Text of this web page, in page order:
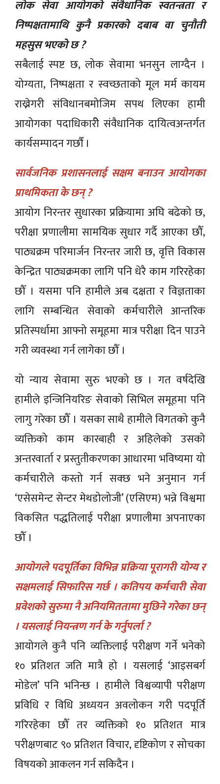
लोक सेवा आयोगको संवैधानिक स्वतन्त्रता र
निष्पक्षतामाथि कुनै प्रकारको दबाब वा चुनौती
महसुस भएको छ ?
सबैलाई स्पष्ट छ, लोक सेवामा भनसुन लाग्दैन ।
योग्यता, निष्पक्षता र स्वच्छताको मूल मर्म कायम
राख्नेगरी संविधानबमोजिम सपथ लिएका हामी
आयोगका पदाधिकारीे संवैधानिक दायित्वअन्तर्गत
कार्यसम्पादन गर्छौं ।
सार्वजनिक प्रशासनलाई सक्षम बनाउन आयोगका
प्राथमिकता के छन् ?
आयोग निरन्तर सुधारका प्रक्रियामा अघि बढेको छ,
परीक्षा प्रणालीमा सामयिक सुधार गर्दै आएका छौँ,
पाठ्यक्रम परिमार्जन निरन्तर जारी छ, वृत्ति विकास
केन्द्रित पाठ्यक्रमका लागि पनि धेरै काम गरिरहेका
छौँ । यसमा पनि हामीले अब दक्षता र विज्ञताका
लागि सम्बन्धित सेवाको कर्मचारीले आन्तरिक
प्रतिस्पर्धामा आफ्नो समूहमा मात्र परीक्षा दिन पाउने
गरी व्यवस्था गर्न लागेका छौँ ।
यो न्याय सेवामा सुरु भएको छ । गत वर्षदेखि
हामीले इन्जिनियरिङ सेवाको सिभिल समूहमा पनि
लागु गरेका छौँ । यसका साथै हामीले विगतको कुनै
व्यक्तिको काम कारबाही र अहिलेको उसको
अन्तरवार्ता र प्रस्तुतीकरणका आधारमा भविष्यमा यो
कर्मचारीले कस्तो गर्न सक्छ भने अनुमान गर्न
‘एसेसमेन्ट सेन्टर मेथडोलोजी’ (एसिएम) भन्ने विश्वमा
विकसित पद्धतिलाई परीक्षा प्रणालीमा अपनाएका
छौँ ।
आयोगले पदपूर्तिका विभिन्न प्रक्रिया पूरागरी योग्य र
सक्षमलाई सिफारिस गर्छ । कतिपय कर्मचारी सेवा
प्रवेशको सुरुमा नै अनियमिततामा मुछिने गरेका छन्
। यसलाई नियन्त्रण गर्न के गर्नुपर्ला ?
आयोगले कुनै पनि व्यक्तिलाई परीक्षण गर्ने भनेको
१० प्रतिशत जति मात्रै हो । यसलाई ‘आइसबर्ग
मोडेल’ पनि भनिन्छ । हामीले विश्वव्यापी परीक्षण
प्रविधि र विधि अध्ययन अवलोकन गरी पदपूर्ति
गरिरहेका छौँ तर व्यक्तिको १० प्रतिशत मात्र
परीक्षणबाट ९० प्रतिशत विचार, दृष्टिकोण र सोचका
विषयको आकलन गर्न सकिदैन ।